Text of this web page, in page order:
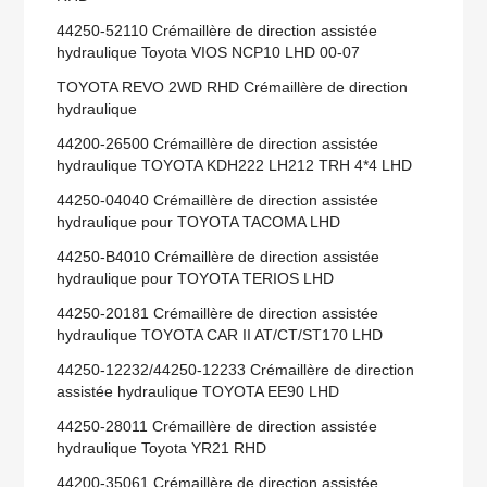
44250-52110 Crémaillère de direction assistée
hydraulique Toyota VIOS NCP10 LHD 00-07
TOYOTA REVO 2WD RHD Crémaillère de direction
hydraulique
44200-26500 Crémaillère de direction assistée
hydraulique TOYOTA KDH222 LH212 TRH 4*4 LHD
44250-04040 Crémaillère de direction assistée
hydraulique pour TOYOTA TACOMA LHD
44250-B4010 Crémaillère de direction assistée
hydraulique pour TOYOTA TERIOS LHD
44250-20181 Crémaillère de direction assistée
hydraulique TOYOTA CAR II AT/CT/ST170 LHD
44250-12232/44250-12233 Crémaillère de direction
assistée hydraulique TOYOTA EE90 LHD
44250-28011 Crémaillère de direction assistée
hydraulique Toyota YR21 RHD
44200-35061 Crémaillère de direction assistée